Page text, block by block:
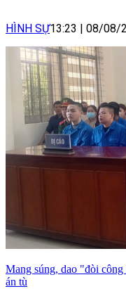
HÌNH SỰ13:23 08/08/
Mang súng, dao "đòi
án tù